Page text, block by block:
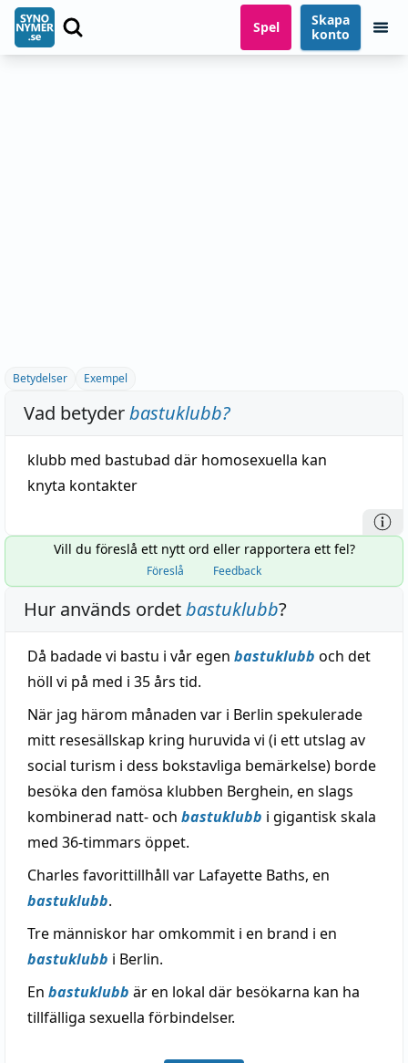
Spel
Skapa
konto
Betydelser Exempel
Vad betyderbastuklubb?
klubb med bastubad där homosexuella kan
knyta kontakter
Vill du föreslå ett nytt ord eller rapportera ett fel?
Föreslå Feedback
Hur används ordetbastuklubb?
Då badade vi bastu i vår egen bastuklubb och det
höll vi på med i 35 års tid.
När jag härom månaden var i Berlin spekulerade
mitt resesällskap kring huruvida vi (i ett utslag av
social turism i dess bokstavliga bemärkelse) borde
besöka den famösa klubben Berghein, en slags
kombinerad natt- och bastuklubb i gigantisk skala
med 36-timmars öppet.
Charles favorittillhåll var Lafayette Baths, en
bastuklubb.
Tre människor har omkommit i en brand i en
bastuklubb i Berlin.
En bastuklubb är en lokal där besökarna kan ha
tillfälliga sexuella förbindelser.